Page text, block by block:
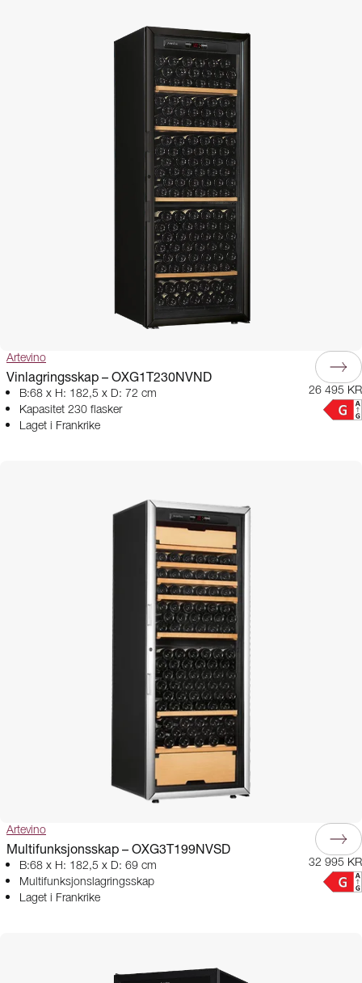
Artevino
Vinlagringsskap – OXG1T230NVND
B:68 x H: 182,5 x D: 72 cm
Kapasitet 230 flasker
Laget i Frankrike
26 495 KR
Artevino
Multifunksjonsskap – OXG3T199NVSD
B:68 x H: 182,5 x D: 69 cm
Multifunksjonslagringsskap
Laget i Frankrike
32 995 KR